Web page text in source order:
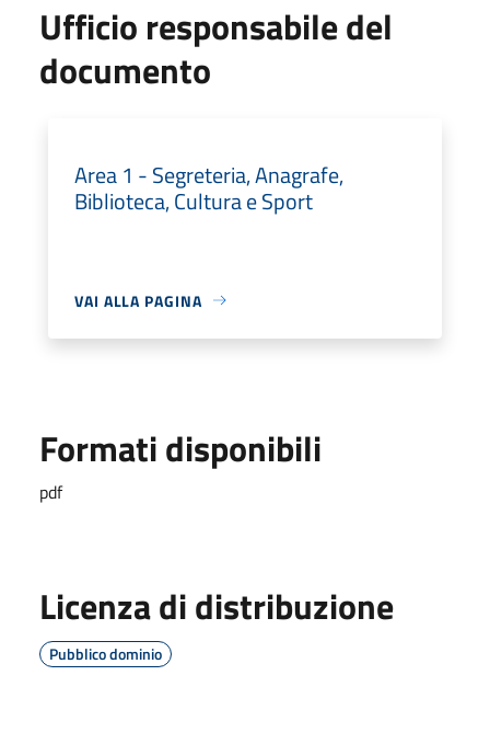
Ufficio responsabile del
documento
Area 1 - Segreteria, Anagrafe,
Biblioteca, Cultura e Sport
VAI ALLA PAGINA
Formati disponibili
pdf
Licenza di distribuzione
Pubblico dominio